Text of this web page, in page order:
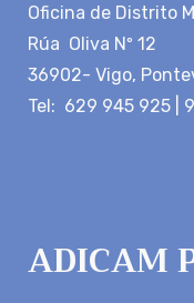
Oficina de Distrito
Rúa Oliva Nº 12
36902- Vigo,
Tel: 629 945 925 |
ADICAM